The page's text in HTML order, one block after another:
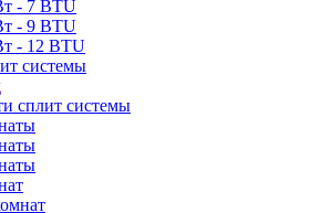
- 7 BTU
- 9 BTU
- 12 BTU
системы
сплит системы